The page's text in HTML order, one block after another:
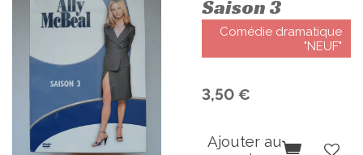
Saison 3
Comédie dramatique
"NEUF"
3,50 €
Ajouter au